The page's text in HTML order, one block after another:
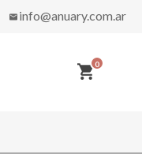
info@anuary.com.ar
0